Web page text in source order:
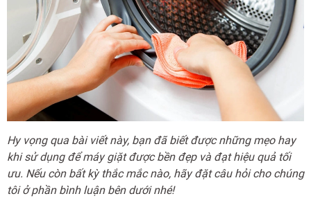
Hy vọng qua bài viết này, bạn đã biết được những mẹo hay
khi sử dụng để máy giặt được bền đẹp và đạt hiệu quả tối
ưu. Nếu còn bất kỳ thắc mắc nào, hãy đặt câu hỏi cho chúng
tôi ở phần bình luận bên dưới nhé!